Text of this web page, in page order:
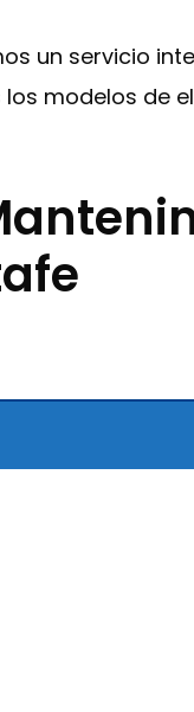
un servicio
modelos de